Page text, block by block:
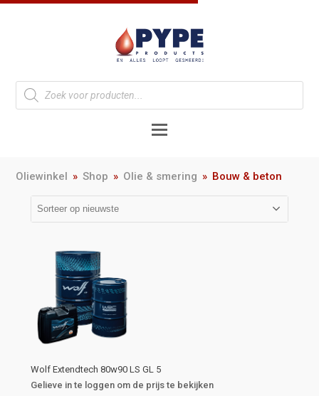
Oliewinkel » Shop » Olie & smering » Bouw & beton
Wolf Extendtech 80w90 LS GL 5
Gelieve in te loggen om de prijs te bekijken